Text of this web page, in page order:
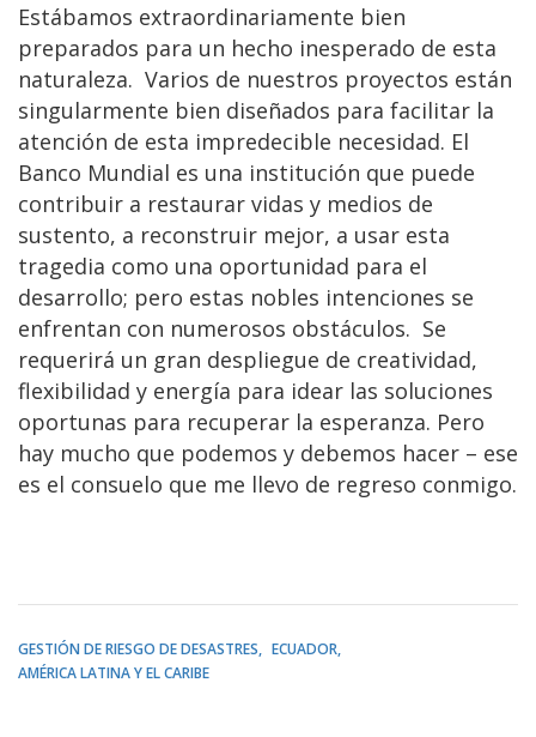
Estábamos extraordinariamente bien
preparados para un hecho inesperado de esta
naturaleza. Varios de nuestros proyectos están
singularmente bien diseñados para facilitar la
atención de esta impredecible necesidad. El
Banco Mundial es una institución que puede
contribuir a restaurar vidas y medios de
sustento, a reconstruir mejor, a usar esta
tragedia como una oportunidad para el
desarrollo; pero estas nobles intenciones se
enfrentan con numerosos obstáculos. Se
requerirá un gran despliegue de creatividad,
flexibilidad y energía para idear las soluciones
oportunas para recuperar la esperanza. Pero
hay mucho que podemos y debemos hacer – ese
es el consuelo que me llevo de regreso conmigo.
GESTIÓN DE RIESGO DE DESASTRES
ECUADOR
AMÉRICA LATINA Y EL CARIBE